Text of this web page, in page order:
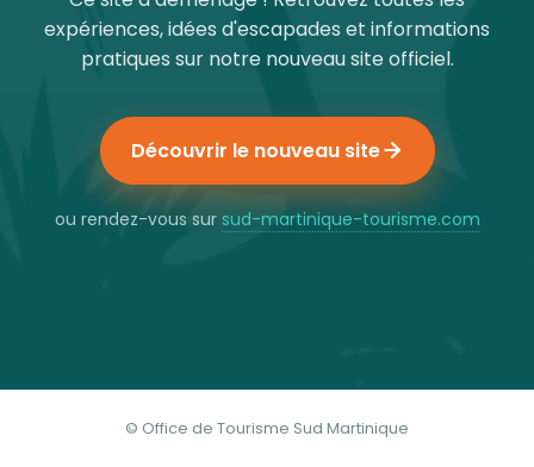
expériences, idées d'escapades et informations
pratiques sur notre nouveau site officiel.
Découvrir le nouveau site
ou rendez-vous sur sud-martinique-tourisme.com
© Office de Tourisme Sud Martinique